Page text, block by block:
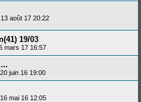
13 août 17 20:22
19/03
mars 17 16:57
20 juin 16 19:00
16 mai 16 12:05